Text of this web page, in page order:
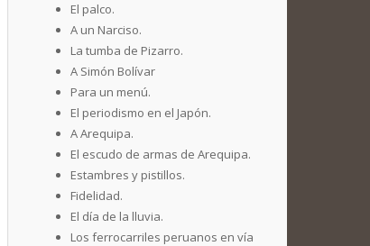
El palco.
A un Narciso.
La tumba de Pizarro.
A Simón Bolívar
Para un menú.
El periodismo en el Japón.
A Arequipa.
El escudo de armas de Arequipa.
Estambres y pistillos.
Fidelidad.
El día de la lluvia.
Los ferrocarriles peruanos en vía